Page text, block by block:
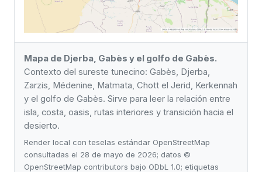
Mapa de Djerba, Gabès y el golfo de Gabès.
Contexto del sureste tunecino: Gabès, Djerba,
Zarzis, Médenine, Matmata, Chott el Jerid, Kerkennah
y el golfo de Gabès. Sirve para leer la relación entre
isla, costa, oasis, rutas interiores y transición hacia el
desierto.
Render local con teselas estándar OpenStreetMap
consultadas el 28 de mayo de 2026; datos ©
OpenStreetMap contributors bajo ODbL 1.0; etiquetas